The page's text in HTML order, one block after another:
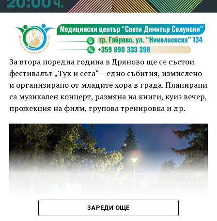
За втора поредна година в Дряново ще се състои
фестивалът „Тук и сега“ – едно събития, измислено
и организирано от младите хора в града. Планирани
са музикален концерт, размяна на книги, куиз вечер,
прожекция на филм, групова тренировка и др.
ЗАРЕДИ ОЩЕ